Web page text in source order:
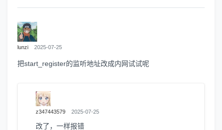
lunzi 2025-07-25
把start_register的监听地址改成内网试试呢
z347443579 2025-07-25
改了，一样报错